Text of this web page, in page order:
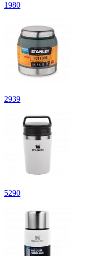
1980
2939
5290